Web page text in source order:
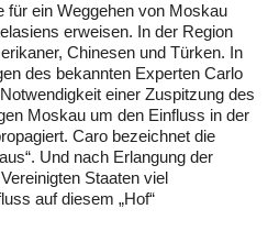
für ein Weggehen von Moskau
erweisen. In der Region
Chinesen und Türken. In
des bekannten Experten Carlo
einer Zuspitzung des
Moskau um den Einfluss in der
Caro bezeichnet die
Und nach Erlangung der
Staaten viel
auf diesem „Hof“